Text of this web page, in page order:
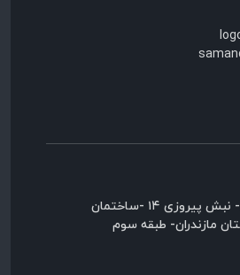
ساری-خیابان پیروزی- نبش پیروزی ۱۴ -ساختمان
مازندران- طبقه سوم